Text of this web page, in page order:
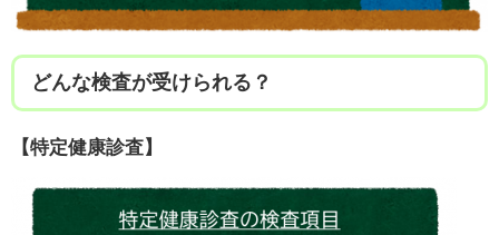
どんな検査が受けられる？
【特定健康診査】